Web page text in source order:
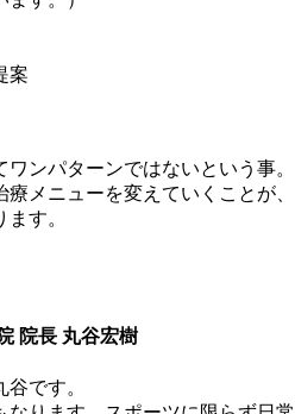
案
ンパターンではないという事。
メニューを変えていくことが、
す。
院長 丸谷宏樹
です。